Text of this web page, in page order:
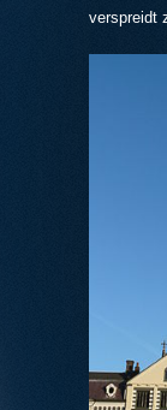
verspreidt